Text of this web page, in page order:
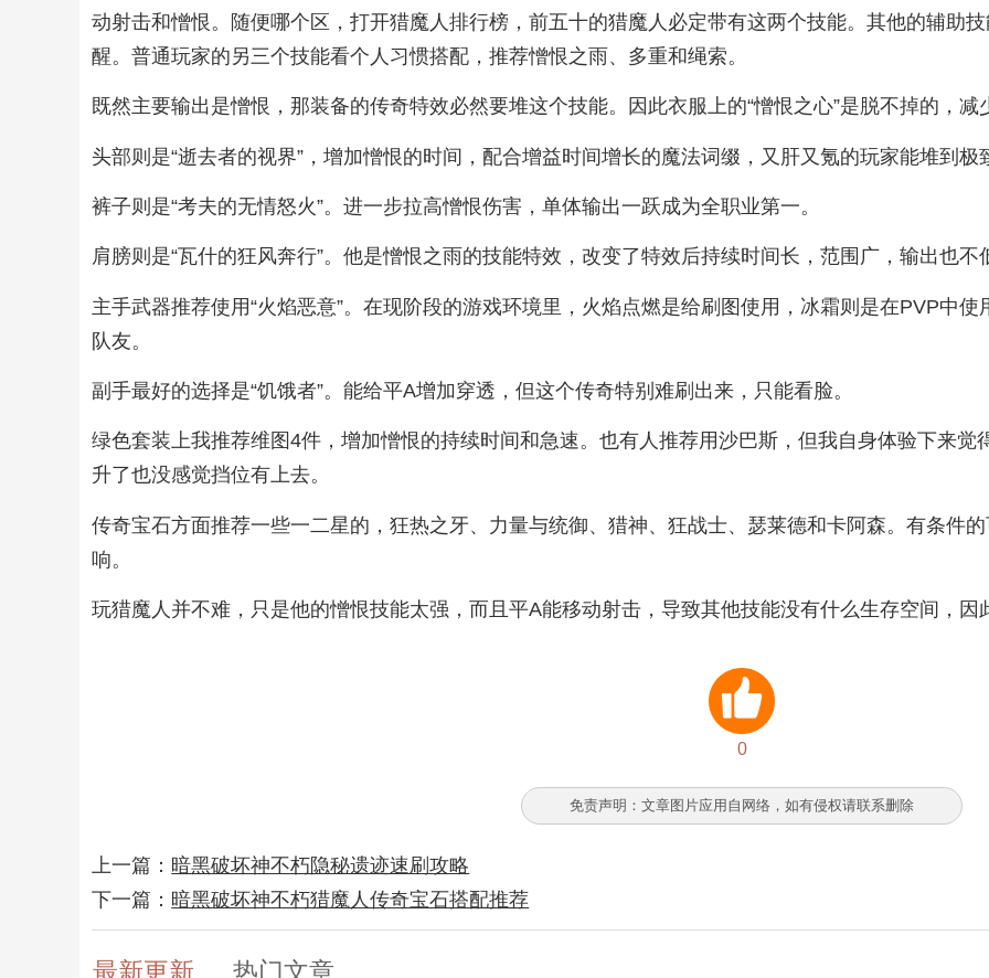
动射击和憎恨。随便哪个区，打开猎魔人排行榜，前五十的猎魔人必定带有这两个技能。其他的辅助
醒。普通玩家的另三个技能看个人习惯搭配，推荐憎恨之雨、多重和绳索。
既然主要输出是憎恨，那装备的传奇特效必然要堆这个技能。因此衣服上的“憎恨之心”是脱不掉的，
头部则是“逝去者的视界”，增加憎恨的时间，配合增益时间增长的魔法词缀，又肝又氪的玩家能堆到
裤子则是“考夫的无情怒火”。进一步拉高憎恨伤害，单体输出一跃成为全职业第一。
肩膀则是“瓦什的狂风奔行”。他是憎恨之雨的技能特效，改变了特效后持续时间长，范围广，输出也
主手武器推荐使用“火焰恶意”。在现阶段的游戏环境里，火焰点燃是给刷图使用，冰霜则是在PVP中
队友。
副手最好的选择是“饥饿者”。能给平A增加穿透，但这个传奇特别难刷出来，只能看脸。
绿色套装上我推荐维图4件，增加憎恨的持续时间和急速。也有人推荐用沙巴斯，但我自身体验下来
升了也没感觉挡位有上去。
传奇宝石方面推荐一些一二星的，狂热之牙、力量与统御、猎神、狂战士、瑟莱德和卡阿森。有条件
响。
玩猎魔人并不难，只是他的憎恨技能太强，而且平A能移动射击，导致其他技能没有什么生存空间，因
0
免责声明：文章图片应用自网络，如有侵权请联系删除
上一篇： 暗黑破坏神不朽隐秘遗迹速刷攻略
下一篇： 暗黑破坏神不朽猎魔人传奇宝石搭配推荐
最新更新 热门文章